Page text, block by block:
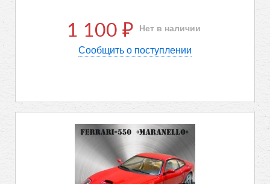
1 100 ₽ Нет в наличии
Сообщить о поступлении